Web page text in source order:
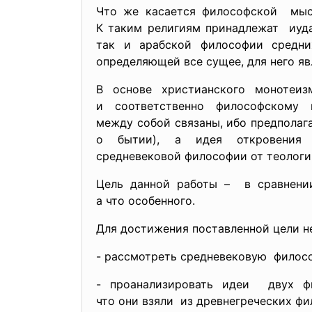
Что же касается философской
К таким религиям принадлежат
так и арабской философии
определяющей все сущее, для него
В основе христианского
и соответственно
между собой связаны, ибо
о бытии), а идея откровения
средневековой философии от
Цель данной работы – в
а что особенного.
Для достижения поставленной цели
- рассмотреть средневековую
- проанализировать идеи двух
что они взяли из древнегреческих